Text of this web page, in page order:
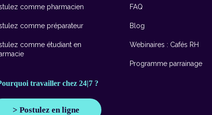
comme pharmacien
comme préparateur
comme étudiant en
travailler chez 24|7 ?
> Postulez en ligne
FAQ
Blog
Webinaires : Cafés RH
Programme parrainage